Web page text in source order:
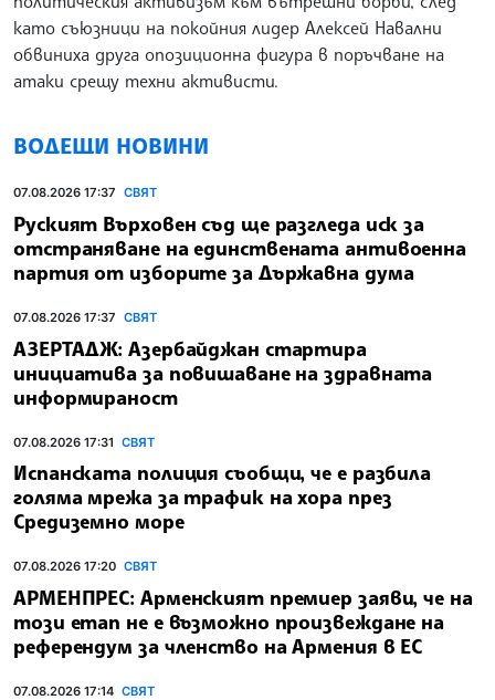
като съюзници на покойния лидер Алексей Навални
обвиниха друга опозиционна фигура в поръчване на
атаки срещу техни активисти.
ВОДЕЩИ НОВИНИ
07.08.2026 17:37 СВЯТ
Руският Върховен съд ще разгледа иск за
отстраняване на единствената антивоенна
партия от изборите за Държавна дума
07.08.2026 17:37 СВЯТ
АЗЕРТАДЖ: Азербайджан стартира
инициатива за повишаване на здравната
информираност
07.08.2026 17:31 СВЯТ
Испанската полиция съобщи, че е разбила
голяма мрежа за трафик на хора през
Средиземно море
07.08.2026 17:20 СВЯТ
АРМЕНПРЕС: Арменският премиер заяви, че на
този етап не е възможно произвеждане на
референдум за членство на Армения в ЕС
07.08.2026 17:14 СВЯТ